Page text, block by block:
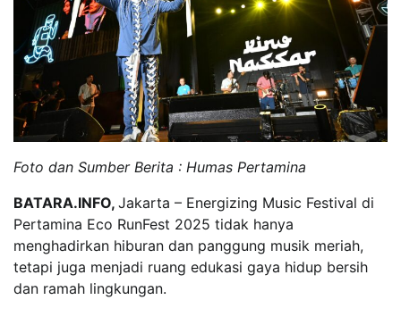
Foto dan Sumber Berita : Humas Pertamina
BATARA.INFO, Jakarta – Energizing Music Festival di
Pertamina Eco RunFest 2025 tidak hanya
menghadirkan hiburan dan panggung musik meriah,
tetapi juga menjadi ruang edukasi gaya hidup bersih
dan ramah lingkungan.